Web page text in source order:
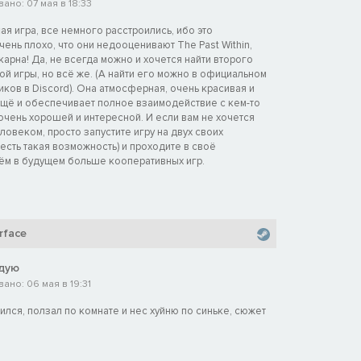
07 мая в 18:33
игра, все немного расстроились, ибо это
плохо, что они недооценивают The Past Within,
Да, не всегда можно и хочется найти второго
игры, но всё же. (А найти его можно в официальном
в Discord). Она атмосферная, очень красивая и
и обеспечивает полное взаимодействие с кем-то
хорошей и интересной. И если вам не хочется
просто запустите игру на двух своих
такая возможность) и проходите в своё
в будущем больше кооперативных игр.
06 мая в 19:31
ползал по комнате и нес хуйню по синьке, сюжет